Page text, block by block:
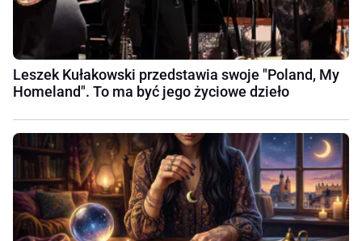
Leszek Kułakowski przedstawia swoje "Poland, My
Homeland". To ma być jego życiowe dzieło